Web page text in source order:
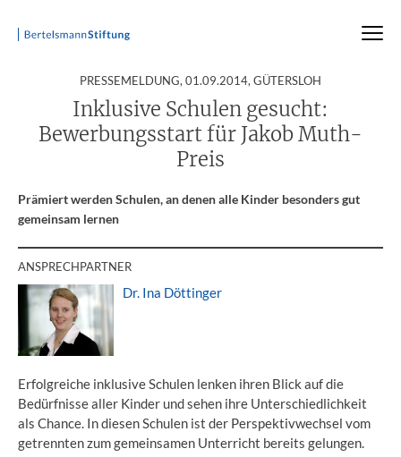
Pressemitteilungen Pressemitteilung
PRESSEMELDUNG, 01.09.2014, GÜTERSLOH
Inklusive Schulen gesucht:
Bewerbungsstart für Jakob Muth-
Preis
Prämiert werden Schulen, an denen alle Kinder besonders gut
gemeinsam lernen
ANSPRECHPARTNER
Dr. Ina Döttinger
Erfolgreiche inklusive Schulen lenken ihren Blick auf die
Bedürfnisse aller Kinder und sehen ihre Unterschiedlichkeit
als Chance. In diesen Schulen ist der Perspektivwechsel vom
getrennten zum gemeinsamen Unterricht bereits gelungen.